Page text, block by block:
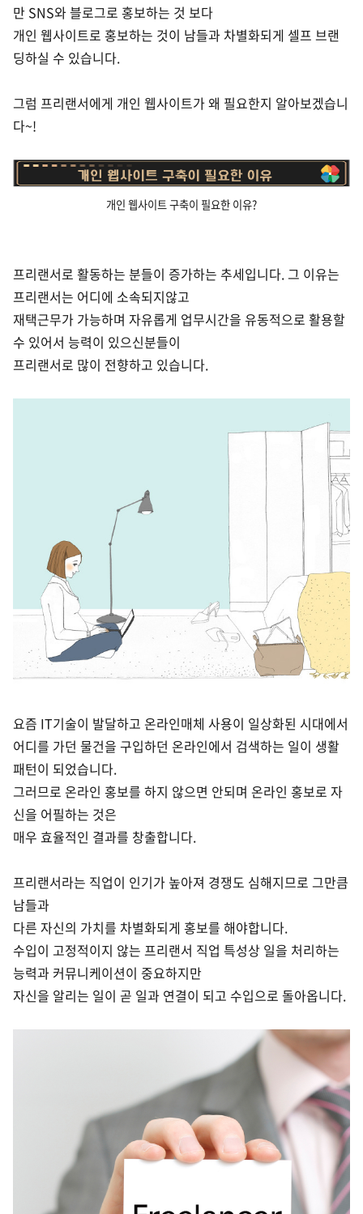
만 SNS와 블로그로 홍보하는 것 보다
개인 웹사이트로 홍보하는 것이 남들과 차별화되게 셀프 브랜
딩하실 수 있습니다.
그럼 프리랜서에게 개인 웹사이트가 왜 필요한지 알아보겠습니
다~!
개인 웹사이트 구축이 필요한 이유?
프리랜서로 활동하는 분들이 증가하는 추세입니다. 그 이유는
프리랜서는 어디에 소속되지않고
재택근무가 가능하며 자유롭게 업무시간을 유동적으로 활용할
수 있어서 능력이 있으신분들이
프리랜서로 많이 전향하고 있습니다.
요즘 IT기술이 발달하고 온라인매체 사용이 일상화된 시대에서
어디를 가던 물건을 구입하던 온라인에서 검색하는 일이 생활
패턴이 되었습니다.
그러므로 온라인 홍보를 하지 않으면 안되며 온라인 홍보로 자
신을 어필하는 것은
매우 효율적인 결과를 창출합니다.
프리랜서라는 직업이 인기가 높아져 경쟁도 심해지므로 그만큼
남들과
다른 자신의 가치를 차별화되게 홍보를 해야합니다.
수입이 고정적이지 않는 프리랜서 직업 특성상 일을 처리하는
능력과 커뮤니케이션이 중요하지만
자신을 알리는 일이 곧 일과 연결이 되고 수입으로 돌아옵니다.